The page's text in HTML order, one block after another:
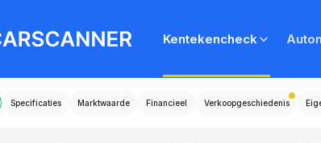
Kentekencheck
Specificaties Marktwaarde Financieel Verkoopgeschiedenis